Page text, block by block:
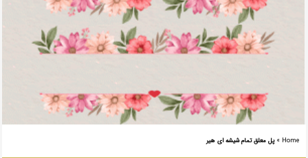
Home
»پل معلق تمام شیشه ای هیر